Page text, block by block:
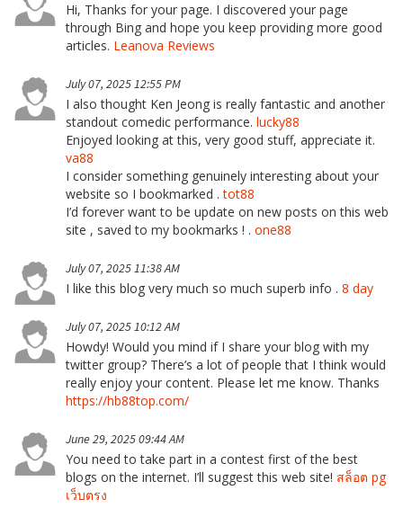
Hi, Thanks for your page. I discovered your page
through Bing and hope you keep providing more good
articles. Leanova Reviews
July 07, 2025 12:55 PM
I also thought Ken Jeong is really fantastic and another
standout comedic performance. lucky88
Enjoyed looking at this, very good stuff, appreciate it.
va88
I consider something genuinely interesting about your
website so I bookmarked .tot88
I’d forever want to be update on new posts on this web
site , saved to my bookmarks ! . one88
July 07, 2025 11:38 AM
I like this blog very much so much superb info . 8 day
July 07, 2025 10:12 AM
Howdy! Would you mind if I share your blog with my
twitter group? There’s a lot of people that I think would
really enjoy your content. Please let me know. Thanks
https://hb88top.com/
June 29, 2025 09:44 AM
You need to take part in a contest first of the best
blogs on the internet. I’ll suggest this web site! สล็อต pg
เว็บตรง